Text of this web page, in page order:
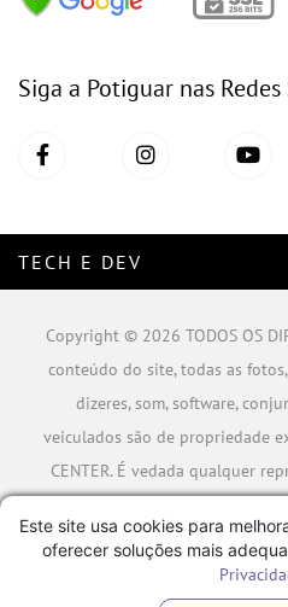
Siga a Potiguar nas Redes
TECH E DEV
Copyright © 2026 TODOS OS
conteúdo do site, todas as
dizeres, som, software,
veiculados são de propriedade
CENTER. É vedada qualquer
A violação de qualquer
responsabilização cível e
Este site usa cookies para
oferecer soluções mais